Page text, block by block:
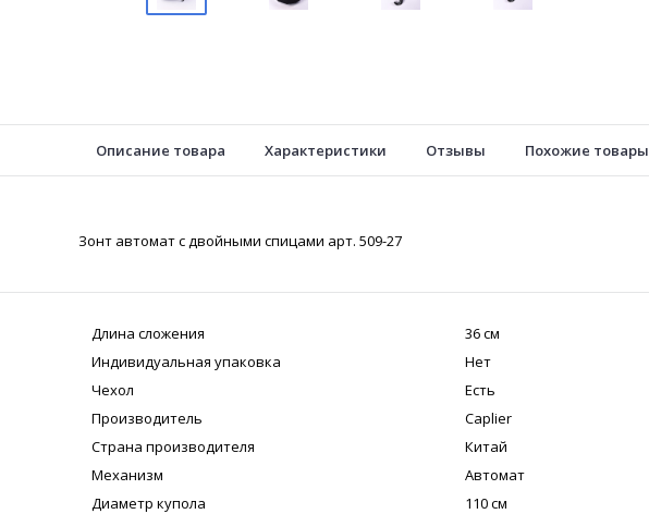
Описание товара Характеристики Отзывы Похожие товары
Зонт автомат с двойными спицами арт. 509-27
Длина сложения
36 см
Индивидуальная упаковка
Нет
Чехол
Есть
Производитель
Caplier
Страна производителя
Китай
Механизм
Автомат
Диаметр купола
110 см